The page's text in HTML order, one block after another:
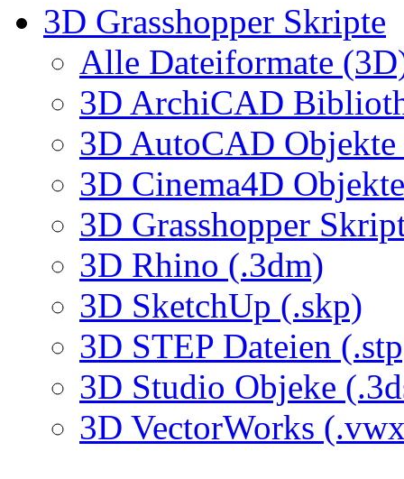
3D Grasshopper Skripte
Alle Dateiformate
3D ArchiCAD
3D AutoCAD
3D Cinema4D
3D Grasshopper
3D Rhino (.3dm)
3D SketchUp (.skp)
3D STEP Dateien
3D Studio Objeke
3D VectorWorks